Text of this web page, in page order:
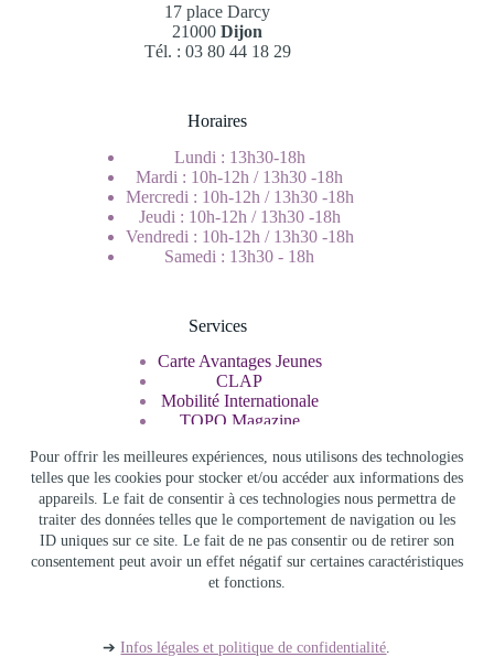
Pour offrir les meilleures expériences, nous utilisons des technologies
telles que les cookies pour stocker et/ou accéder aux informations des
appareils. Le fait de consentir à ces technologies nous permettra de
traiter des données telles que le comportement de navigation ou les
ID uniques sur ce site. Le fait de ne pas consentir ou de retirer son
consentement peut avoir un effet négatif sur certaines caractéristiques
et fonctions.
➔Infos légales et politique de confidentialité.
17 place Darcy
21000Dijon
Tél. : 03 80 44 18 29
Horaires
Lundi : 13h30-18h
Mardi : 10h-12h / 13h30 -18h
Mercredi : 10h-12h / 13h30 -18h
Jeudi : 10h-12h / 13h30 -18h
Vendredi : 10h-12h / 13h30 -18h
Samedi : 13h30 - 18h
Services
Carte Avantages Jeunes
CLAP
Mobilité Internationale
TOPO Magazine
Rechercher
Info Jeunes Bourgogne Franche Comté - Copyright © 2026 -
Thème WordPressBlocksypar {Creative Thèmes} - Adapté